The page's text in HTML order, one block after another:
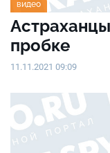
видео
пробке
11.11.2021 09:09